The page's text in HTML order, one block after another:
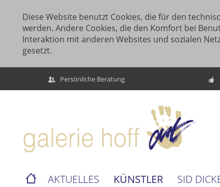
Diese Website benutzt Cookies, die für den
werden. Andere Cookies, die den Komfort bei
Interaktion mit anderen Websites und sozialen
gesetzt.
Persönliche Beratung
AKTUELLES KÜNSTLER SID